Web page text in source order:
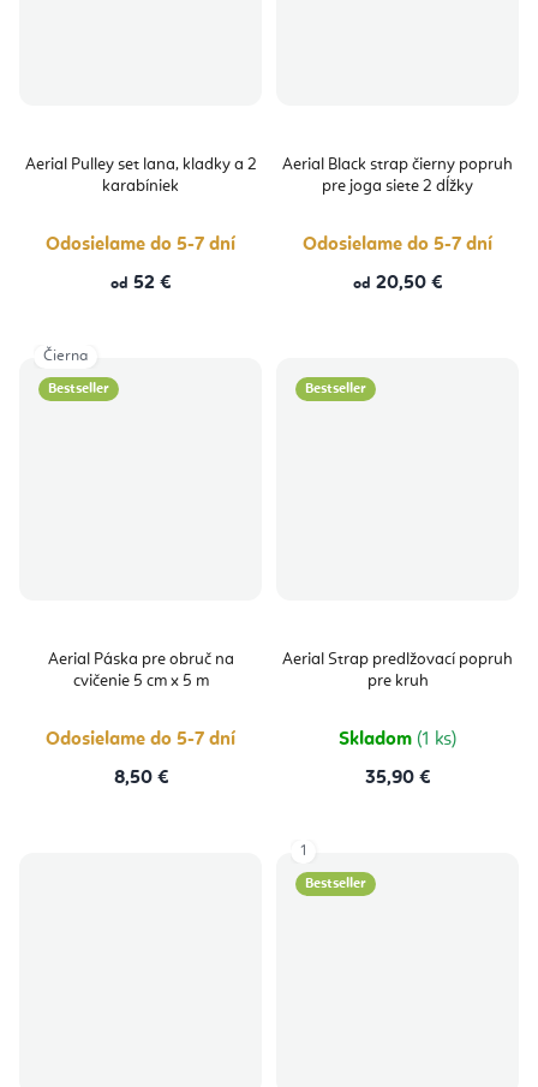
Aerial Pulley set lana, kladky a 2
karabíniek
Odosielame do 5-7 dní
od 52 €
Aerial Black strap čierny popruh
pre joga siete 2 dĺžky
Odosielame do 5-7 dní
od 20,50 €
Bestseller
Aerial Páska pre obruč na
cvičenie 5 cm x 5 m
Odosielame do 5-7 dní
8,50 €
Čierna
Bestseller
Aerial Strap predlžovací popruh
pre kruh
Skladom (1 ks)
35,90 €
Bestseller
1